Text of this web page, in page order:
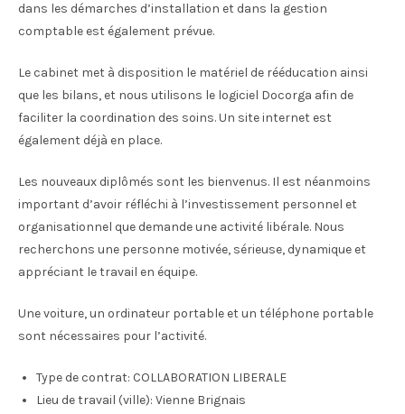
dans les démarches d’installation et dans la gestion
comptable est également prévue.
Le cabinet met à disposition le matériel de rééducation ainsi
que les bilans, et nous utilisons le logiciel Docorga afin de
faciliter la coordination des soins. Un site internet est
également déjà en place.
Les nouveaux diplômés sont les bienvenus. Il est néanmoins
important d’avoir réfléchi à l’investissement personnel et
organisationnel que demande une activité libérale. Nous
recherchons une personne motivée, sérieuse, dynamique et
appréciant le travail en équipe.
Une voiture, un ordinateur portable et un téléphone portable
sont nécessaires pour l’activité.
Type de contrat: COLLABORATION LIBERALE
Lieu de travail (ville): Vienne Brignais